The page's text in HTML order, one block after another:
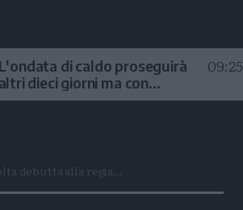
L'ondata di caldo proseguirà
altri dieci giorni ma con
09:25
debutta alla regia...